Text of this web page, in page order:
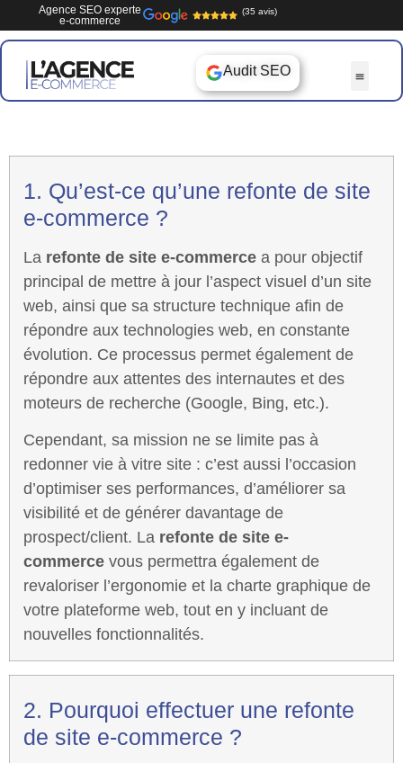
Agence SEO experte
e-commerce
(35 avis)
Audit SEO
1. Qu’est-ce qu’une refonte de site
e-commerce ?
La refonte de site e-commerce a pour objectif
principal de mettre à jour l’aspect visuel d’un site
web, ainsi que sa structure technique afin de
répondre aux technologies web, en constante
évolution. Ce processus permet également de
répondre aux attentes des internautes et des
moteurs de recherche (Google, Bing, etc.).
Cependant, sa mission ne se limite pas à
redonner vie à vitre site : c’est aussi l’occasion
d’optimiser ses performances, d’améliorer sa
visibilité et de générer davantage de
prospect/client. La refonte de site e-
commerce vous permettra également de
revaloriser l’ergonomie et la charte graphique de
votre plateforme web, tout en y incluant de
nouvelles fonctionnalités.
2. Pourquoi effectuer une refonte
de site e-commerce ?